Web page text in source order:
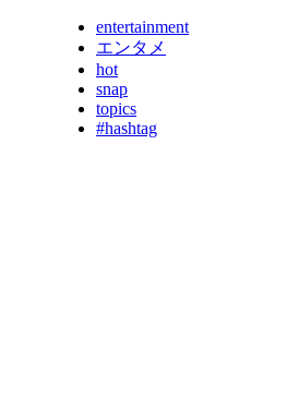
entertainment
エンタメ
hot
snap
topics
#hashtag